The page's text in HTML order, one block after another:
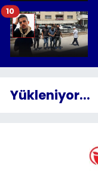
10
Yükleniyor...